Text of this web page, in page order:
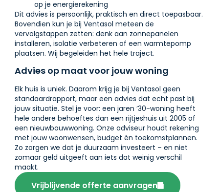
op je energierekening
Dit advies is persoonlijk, praktisch en direct toepasbaar.
Bovendien kun je bij Ventasol meteen de
vervolgstappen zetten: denk aan zonnepanelen
installeren, isolatie verbeteren of een warmtepomp
plaatsen. Wij begeleiden het hele traject.
Advies op maat voor jouw woning
Elk huis is uniek. Daarom krijg je bij Ventasol geen
standaardrapport, maar een advies dat echt past bij
jouw situatie. Stel je voor: een jaren ’30-woning heeft
hele andere behoeftes dan een rijtjeshuis uit 2005 of
een nieuwbouwwoning. Onze adviseur houdt rekening
met jouw woonwensen, budget én toekomstplannen.
Zo zorgen we dat je duurzaam investeert – en niet
zomaar geld uitgeeft aan iets dat weinig verschil
maakt.
Vrijblijvende offerte aanvragen